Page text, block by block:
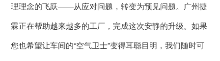
理理念的飞跃——从应对问题，转变为预见问题。广州捷
霖正在帮助越来越多的工厂，完成这次安静的升级。如果
您也希望让车间的“空气卫士”变得耳聪目明，我们随时可